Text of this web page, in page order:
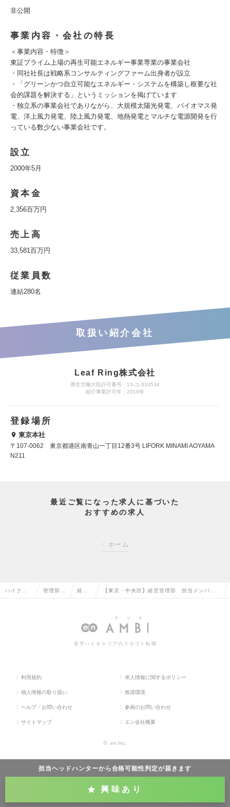
非公開
事業内容・会社の特長
＜事業内容・特徴＞
東証プライム上場の再生可能エネルギー事業専業の事業会社
・同社社長は戦略系コンサルティングファーム出身者が設立
・「グリーンかつ自立可能なエネルギー・システムを構築し枢要な社
会的課題を解決する」というミッションを掲げています
・独立系の事業会社でありながら、大規模太陽光発電、バイオマス発
電、洋上風力発電、陸上風力発電、地熱発電とマルチな電源開発を行
っている数少ない事業会社です。
設立
2000年5月
資本金
2,356百万円
売上高
33,581百万円
従業員数
連結280名
取扱い紹介会社
Leaf Ring株式会社
厚生労働大臣許可番号：13-ユ-310534
紹介事業許可年：2019年
登録場所
東京本社
〒107-0062 東京都港区南青山一丁目12番3号 LIFORK MINAMI AOYAMA
N211
最近ご覧になった求人に基づいた
おすすめの求人
ホーム
担当ヘッドハンターから合格可能性判定が届きます
興味あり
ハイクラ 管理部門 経理
職
【東京・中央区】経営管理部 担当メンバー
若手ハイキャリアのスカウト転職
利用規約 求人情報に関するポリシー
個人情報の取り扱い 推奨環境
ヘルプ・お問い合わせ 参画のお問い合わせ
サイトマップ エン会社概要
© en Inc.